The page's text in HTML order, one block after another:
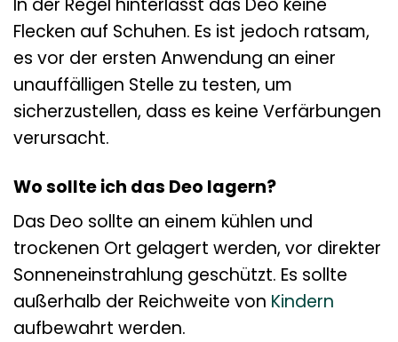
Flecken auf Schuhen. Es ist jedoch ratsam,
es vor der ersten Anwendung an einer
unauffälligen Stelle zu testen, um
sicherzustellen, dass es keine Verfärbungen
verursacht.
Wo sollte ich das Deo lagern?
Das Deo sollte an einem kühlen und
trockenen Ort gelagert werden, vor direkter
Sonneneinstrahlung geschützt. Es sollte
außerhalb der Reichweite von Kindern
aufbewahrt werden.